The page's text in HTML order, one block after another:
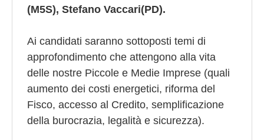
(M5S), Stefano Vaccari(PD).
Ai candidati saranno sottoposti temi di
approfondimento che attengono alla vita
delle nostre Piccole e Medie Imprese (quali
aumento dei costi energetici, riforma del
Fisco, accesso al Credito, semplificazione
della burocrazia, legalità e sicurezza).